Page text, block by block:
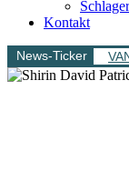
Kontakt
News-Ticker